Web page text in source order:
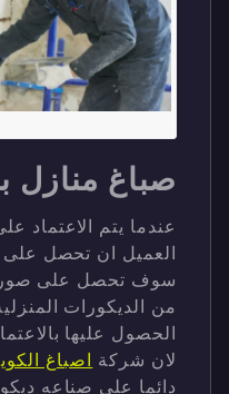
صباغ منازل
عندما يتم الاعتماد
العميل ان تحصل
سوف تحصل على صوره
من الديكورات
الحصول عليها
لان شركةاصباغ
دائما على صناعه